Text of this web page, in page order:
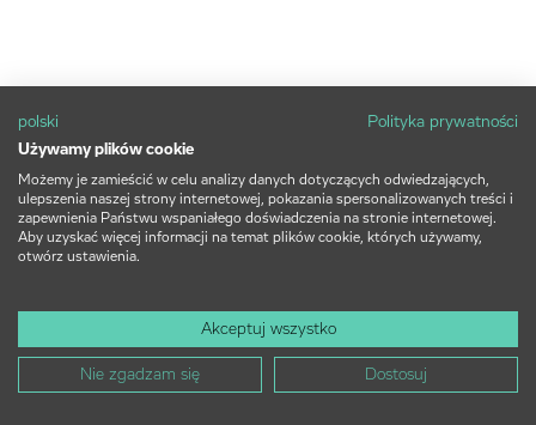
polski
Polityka prywatności
Używamy plików cookie
Możemy je zamieścić w celu analizy danych dotyczących odwiedzających,
ulepszenia naszej strony internetowej, pokazania spersonalizowanych treści i
zapewnienia Państwu wspaniałego doświadczenia na stronie internetowej.
Aby uzyskać więcej informacji na temat plików cookie, których używamy,
otwórz ustawienia.
Akceptuj wszystko
Nie zgadzam się Dostosuj